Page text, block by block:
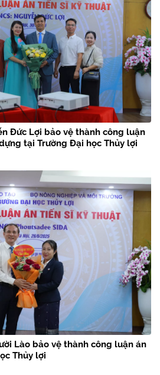
Đức Lợi bảo vệ thành công luận
tại Trường Đại học Thủy lợi
Lào bảo vệ thành công luận án
Thủy lợi